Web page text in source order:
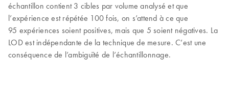
échantillon contient 3 cibles par volume analysé et que
l’expérience est répétée 100 fois, on s’attend à ce que
95 expériences soient positives, mais que 5 soient négatives. La
LOD est indépendante de la technique de mesure. C’est une
conséquence de l’ambiguïté de l’échantillonnage.